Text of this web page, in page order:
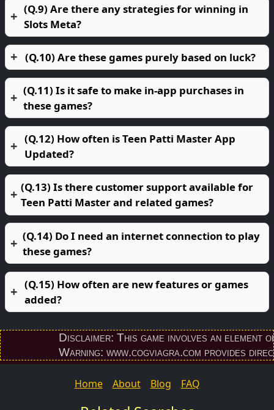
(Q.9) Are there any strategies for winning in
Slots Meta?
(Q.10) Are these games purely based on luck?
(Q.11) Is it safe to make in-app purchases in
these games?
(Q.12) How often is Teen Patti Master App
Updated?
(Q.13) Is there customer support available for
Teen Patti Master and related games?
(Q.14) Do I need an internet connection to play
these games?
(Q.15) How often are new features or games
added?
Disclaimer: This game involves an element
Warning: www.cogviagra.com provides
Home About Blog FAQ